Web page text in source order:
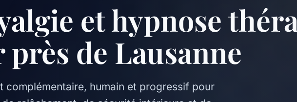
et hypnose
de Lausanne
complémentaire, humain et progressif pour